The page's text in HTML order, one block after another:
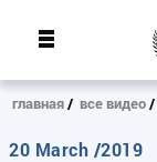
главная все видео
20 March /2019